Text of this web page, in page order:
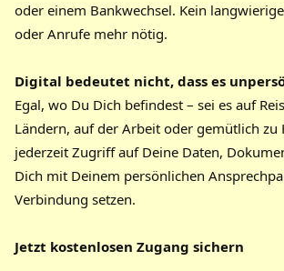
oder einem Bankwechsel. Kein
oder Anrufe mehr nötig.
Digital bedeutet nicht, dass es
Egal, wo Du Dich befindest – sei es auf
Ländern, auf der Arbeit oder gemütlich zu
jederzeit Zugriff auf Deine Daten,
Dich mit Deinem persönlichen
Verbindung setzen.
Jetzt kostenlosen Zugang sichern